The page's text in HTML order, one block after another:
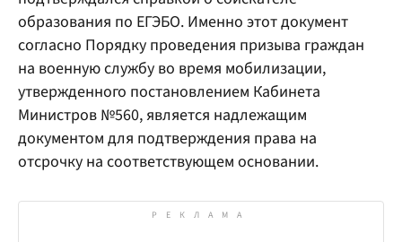
образования по ЕГЭБО. Именно этот документ
согласно Порядку проведения призыва граждан
на военную службу во время мобилизации,
утвержденного постановлением Кабинета
Министров №560, является надлежащим
документом для подтверждения права на
отсрочку на соответствующем основании.